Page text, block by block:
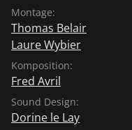
Montage:
Thomas Belair
Laure Wybier
Komposition:
Fred Avril
Sound Design:
Dorine le Lay